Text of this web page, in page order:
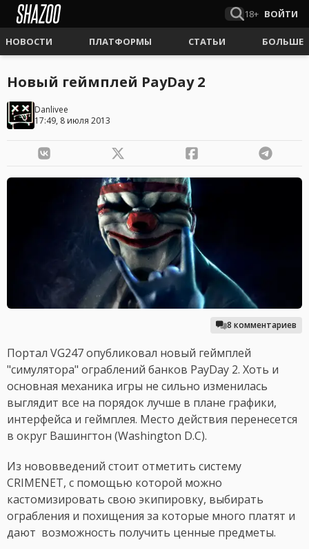
18+ ВОЙТИ
НОВОСТИ ПЛАТФОРМЫ СТАТЬИ БОЛЬШЕ
Новый геймплей PayDay 2
Danlivee
17:49, 8 июля 2013
8 комментариев
Портал VG247 опубликовал новый геймплей
"симулятора" ограблений банков PayDay 2. Хоть и
основная механика игры не сильно изменилась
выглядит все на порядок лучше в плане графики,
интерфейса и геймплея. Место действия перенесется
в округ Вашингтон (Washington D.C).
Из нововведений стоит отметить систему
CRIMENET, с помощью которой можно
кастомизировать свою экипировку, выбирать
ограбления и похищения за которые много платят и
дают возможность получить ценные предметы.